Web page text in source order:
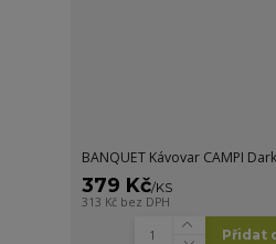
BANQUET Kávovar CAMPI
379 Kč/KS
313 Kč bez DPH
Přidat